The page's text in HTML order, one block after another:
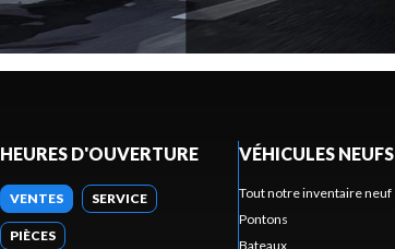
HEURES D'OUVERTURE
VENTES SERVICE
PIÈCES
VÉHICULES NEUFS
Tout notre inventaire neuf
Pontons
Bateaux